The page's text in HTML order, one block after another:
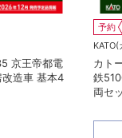
トー 10-2039 165系
大垣夜行 8両基本セッ